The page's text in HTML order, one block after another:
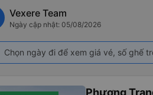
Vexere Team
Ngày cập nhật: 05/08/2026
Chọn ngày đi để xem giá vé, số ghế
Phương